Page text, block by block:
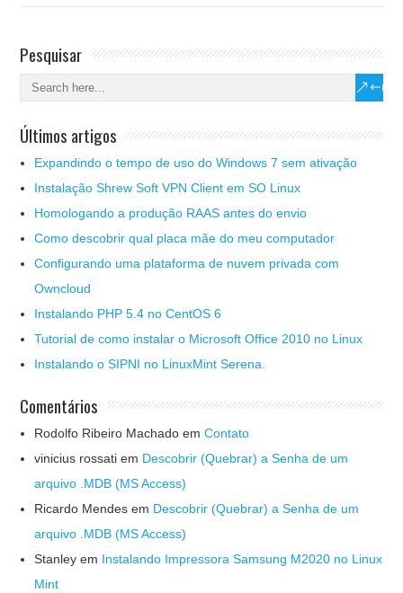
Pesquisar
Últimos artigos
Expandindo o tempo de uso do Windows 7 sem ativação
Instalação Shrew Soft VPN Client em SO Linux
Homologando a produção RAAS antes do envio
Como descobrir qual placa mãe do meu computador
Configurando uma plataforma de nuvem privada com
Owncloud
Instalando PHP 5.4 no CentOS 6
Tutorial de como instalar o Microsoft Office 2010 no Linux
Instalando o SIPNI no LinuxMint Serena.
Comentários
Rodolfo Ribeiro Machado emContato
vinicius rossati em Descobrir (Quebrar) a Senha de um
arquivo .MDB (MS Access)
Ricardo Mendes em Descobrir (Quebrar) a Senha de um
arquivo .MDB (MS Access)
Stanley em Instalando Impressora Samsung M2020 no Linux
Mint